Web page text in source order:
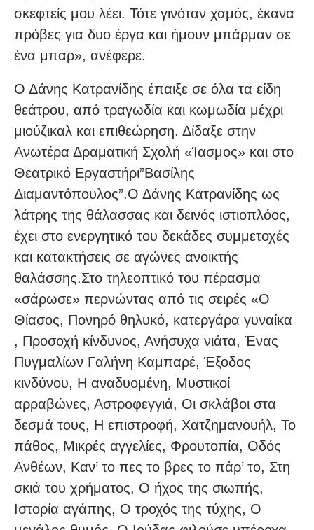
σκεφτείς μου λέει. Τότε γινόταν χαμός, έκανα
πρόβες για δυο έργα και ήμουν μπάρμαν σε
ένα μπαρ», ανέφερε.
Ο Δάνης Κατρανίδης έπαιξε σε όλα τα είδη
θεάτρου, από τραγωδία και κωμωδία μέχρι
μιούζικαλ και επιθεώρηση. Δίδαξε στην
Ανωτέρα Δραματική Σχολή «Ίασμος» και στο
Θεατρικό Εργαστήρι”Βασίλης
Διαμαντόπουλος”.Ο Δάνης Κατρανίδης ως
λάτρης της θάλασσας και δεινός ιστιοπλόος,
έχει στο ενεργητικό του δεκάδες συμμετοχές
και κατακτήσεις σε αγώνες ανοικτής
θαλάσσης.Στο τηλεοπτικό του πέρασμα
«σάρωσε» περνώντας από τις σειρές «Ο
Θίασος, Πονηρό θηλυκό, κατεργάρα γυναίκα
, Προσοχή κίνδυνος, Ανήσυχα νιάτα, Ένας
Πυγμαλίων Γαλήνη Καμπαρέ, Έξοδος
κινδύνου, Η αναδυομένη, Μυστικοί
αρραβώνες, Αστροφεγγιά, Οι σκλάβοι στα
δεσμά τους, Η επιστροφή, Χατζημανουήλ, Το
πάθος, Μικρές αγγελίες, Φρουτοπία, Οδός
Ανθέων, Καν’ το πες το βρες το πάρ’ το, Στη
σκιά του χρήματος, Ο ήχος της σιωπής,
Ιστορία αγάπης, Ο τροχός της τύχης, Ο